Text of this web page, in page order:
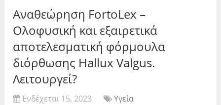
Αναθεώρηση FortoLex –
Ολοφυσική και εξαιρετικά
αποτελεσματική φόρμουλα
διόρθωσης Hallux Valgus.
Λειτουργεί?
Ενδέχεται 15, 2023 Υγεία